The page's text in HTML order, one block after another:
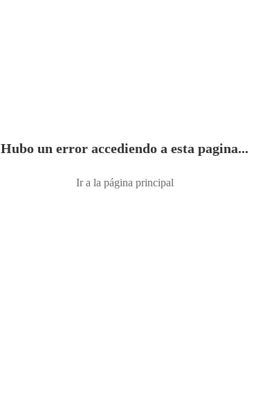
Hubo un error accediendo a esta pagina...
Ir a la página principal